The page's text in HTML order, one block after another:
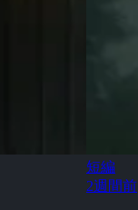
短編
2週間前